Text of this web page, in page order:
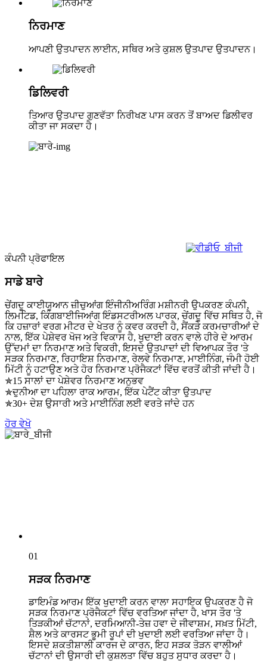
ਨਿਰਮਾਣ
ਆਪਣੀ ਉਤਪਾਦਨ ਲਾਈਨ, ਸਥਿਰ ਅਤੇ ਕੁਸ਼ਲ ਉਤਪਾਦ ਉਤਪਾਦਨ।
ਡਿਲਿਵਰੀ
ਤਿਆਰ ਉਤਪਾਦ ਗੁਣਵੱਤਾ ਨਿਰੀਖਣ ਪਾਸ ਕਰਨ ਤੋਂ ਬਾਅਦ ਡਿਲੀਵਰ
ਕੀਤਾ ਜਾ ਸਕਦਾ ਹੈ।
ਕੰਪਨੀ ਪ੍ਰੋਫਾਇਲ
ਸਾਡੇ ਬਾਰੇ
ਚੇਂਗਦੂ ਕਾਈਯੂਆਨ ਜ਼ੀਚੁਆਂਗ ਇੰਜੀਨੀਅਰਿੰਗ ਮਸ਼ੀਨਰੀ ਉਪਕਰਣ ਕੰਪਨੀ,
ਲਿਮਟਿਡ, ਕਿੰਗਬਾਈਜਿਆਂਗ ਇੰਡਸਟਰੀਅਲ ਪਾਰਕ, ​​ਚੇਂਗਦੂ ਵਿੱਚ ਸਥਿਤ ਹੈ, ਜੋ
ਕਿ ਹਜ਼ਾਰਾਂ ਵਰਗ ਮੀਟਰ ਦੇ ਖੇਤਰ ਨੂੰ ਕਵਰ ਕਰਦੀ ਹੈ, ਸੈਂਕੜੇ ਕਰਮਚਾਰੀਆਂ ਦੇ
ਨਾਲ, ਇੱਕ ਪੇਸ਼ੇਵਰ ਖੋਜ ਅਤੇ ਵਿਕਾਸ ਹੈ, ਖੁਦਾਈ ਕਰਨ ਵਾਲੇ ਹੀਰੇ ਦੇ ਆਰਮ
ਉੱਦਮਾਂ ਦਾ ਨਿਰਮਾਣ ਅਤੇ ਵਿਕਰੀ, ਇਸਦੇ ਉਤਪਾਦਾਂ ਦੀ ਵਿਆਪਕ ਤੌਰ 'ਤੇ
ਸੜਕ ਨਿਰਮਾਣ, ਰਿਹਾਇਸ਼ ਨਿਰਮਾਣ, ਰੇਲਵੇ ਨਿਰਮਾਣ, ਮਾਈਨਿੰਗ, ਜੰਮੀ ਹੋਈ
ਮਿੱਟੀ ਨੂੰ ਹਟਾਉਣ ਅਤੇ ਹੋਰ ਨਿਰਮਾਣ ਪ੍ਰੋਜੈਕਟਾਂ ਵਿੱਚ ਵਰਤੋਂ ਕੀਤੀ ਜਾਂਦੀ ਹੈ।
✯15 ਸਾਲਾਂ ਦਾ ਪੇਸ਼ੇਵਰ ਨਿਰਮਾਣ ਅਨੁਭਵ
✯ਦੁਨੀਆ ਦਾ ਪਹਿਲਾ ਰਾਕ ਆਰਮ, ਇੱਕ ਪੇਟੈਂਟ ਕੀਤਾ ਉਤਪਾਦ
✯30+ ਦੇਸ਼ ਉਸਾਰੀ ਅਤੇ ਮਾਈਨਿੰਗ ਲਈ ਵਰਤੇ ਜਾਂਦੇ ਹਨ
ਹੋਰ ਵੇਖੋ
01
ਸੜਕ ਨਿਰਮਾਣ
ਡਾਇਮੰਡ ਆਰਮ ਇੱਕ ਖੁਦਾਈ ਕਰਨ ਵਾਲਾ ਸਹਾਇਕ ਉਪਕਰਣ ਹੈ ਜੋ
ਸੜਕ ਨਿਰਮਾਣ ਪ੍ਰੋਜੈਕਟਾਂ ਵਿੱਚ ਵਰਤਿਆ ਜਾਂਦਾ ਹੈ, ਖਾਸ ਤੌਰ 'ਤੇ
ਤਿੜਕੀਆਂ ਚੱਟਾਨਾਂ, ਦਰਮਿਆਨੀ-ਤੇਜ਼ ਹਵਾ ਦੇ ਜੀਵਾਸ਼ਮ, ਸਖ਼ਤ ਮਿੱਟੀ,
ਸ਼ੈਲ ਅਤੇ ਕਾਰਸਟ ਭੂਮੀ ਰੂਪਾਂ ਦੀ ਖੁਦਾਈ ਲਈ ਵਰਤਿਆ ਜਾਂਦਾ ਹੈ।
ਇਸਦੇ ਸ਼ਕਤੀਸ਼ਾਲੀ ਕਾਰਜ ਦੇ ਕਾਰਨ, ਇਹ ਸੜਕ ਤੋੜਨ ਵਾਲੀਆਂ
ਚੱਟਾਨਾਂ ਦੀ ਉਸਾਰੀ ਦੀ ਕੁਸ਼ਲਤਾ ਵਿੱਚ ਬਹੁਤ ਸੁਧਾਰ ਕਰਦਾ ਹੈ।